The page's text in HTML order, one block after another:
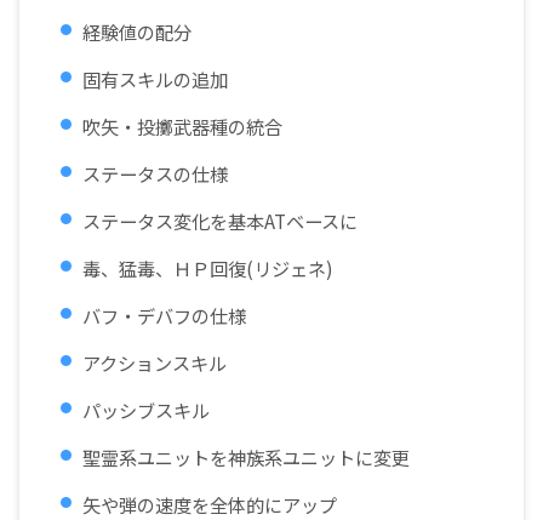
経験値の配分
固有スキルの追加
吹矢・投擲武器種の統合
ステータスの仕様
ステータス変化を基本ATベースに
毒、猛毒、ＨＰ回復(リジェネ)
バフ・デバフの仕様
アクションスキル
パッシブスキル
聖霊系ユニットを神族系ユニットに変更
矢や弾の速度を全体的にアップ